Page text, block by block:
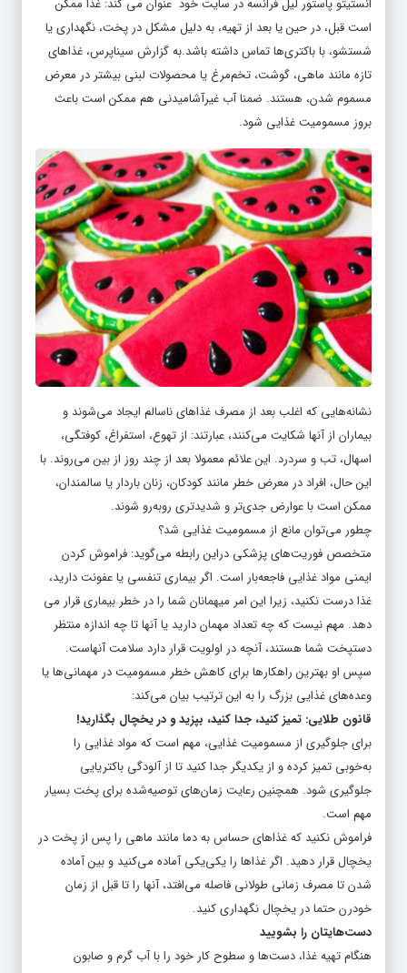
شستشو، با باکتری‌ها تماس داشته باشد.به گزارش سیناپرس، غذاهای
تازه مانند ماهی، گوشت، تخم‌مرغ یا محصولات لبنی بیشتر در معرض
مسموم شدن، هستند. ضمنا آب غیرآشامیدنی هم ممکن است باعث
بروز مسمومیت غذایی شود.
نشانه‌هایی که اغلب بعد از مصرف غذاهای ناسالم ایجاد می‌شوند و
بیماران از آنها شکایت می‌کنند، عبارتند: از تهوع، استفراغ، کوفتگی،
اسهال، تب و سردرد. این علائم معمولا بعد از چند روز از بین می‌روند. با
این حال، افراد در معرض خطر مانند کودکان، زنان باردار یا سالمندان،
ممکن است با عوارض جدی‌تر و شدیدتری روبه‌رو شوند.
چطور می‌توان مانع از مسمومیت غذایی شد؟
متخصص فوریت‌های پزشکی دراین رابطه می‌گوید: فراموش کردن
ایمنی مواد غذایی فاجعه‌بار است. اگر بیماری تنفسی یا عفونت دارید،
غذا درست نکنید، زیرا این امر میهمانان شما را در خطر بیماری قرار می
دهد. مهم نیست که چه تعداد مهمان دارید یا آنها تا چه اندازه منتظر
دستپخت شما هستند، آنچه در اولویت قرار دارد سلامت آنهاست.
سپس او بهترین راهکارها برای کاهش خطر مسمومیت در مهمانی‌ها یا
وعده‌های غذایی بزرگ را به این ترتیب بیان می‌کند:
قانون طلایی: تمیز کنید، جدا کنید، بپزید و در یخچال بگذارید!
برای جلوگیری از مسمومیت غذایی، مهم است که مواد غذایی را
به‌خوبی تمیز کرده و از یکدیگر جدا کنید تا از آلودگی باکتریایی
جلوگیری شود. همچنین رعایت زمان‌های توصیه‌شده برای پخت بسیار
مهم است.
فراموش نکنید که غذاهای حساس به دما مانند ماهی را پس از پخت در
یخچال قرار دهید. اگر غذاها را یکی‌یکی آماده می‌کنید و بین آماده
شدن تا مصرف زمانی طولانی فاصله می‌افتد، آنها را تا قبل از زمان
خودرن حتما در یخچال نگهداری کنید.
دست‌هایتان را بشویید
هنگام تهیه غذا، دست‌ها و سطوح کار خود را با آب گرم و صابون
بشویید.